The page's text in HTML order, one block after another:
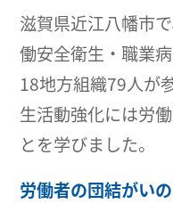
滋賀県近江八幡市
働安全衛生・職業
18地方組織79人が
生活動強化には労
とを学びました。
労働者の団結がい